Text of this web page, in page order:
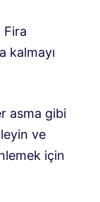
Fira
kalmayı
asma gibi
ve
için